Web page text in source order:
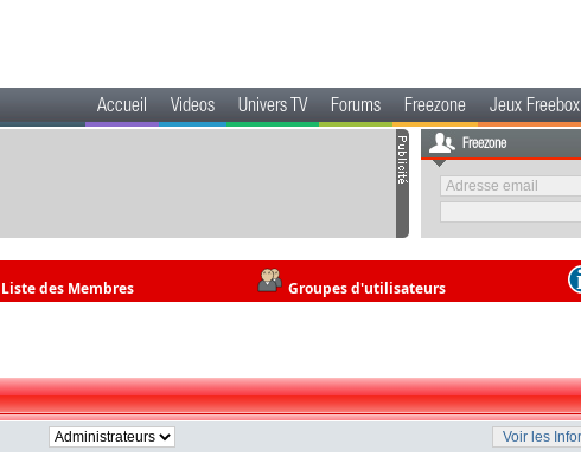
Accueil Videos Univers TV Forums Freezone Jeux Freebox
Freezone
Liste des Membres Groupes d'utilisateurs